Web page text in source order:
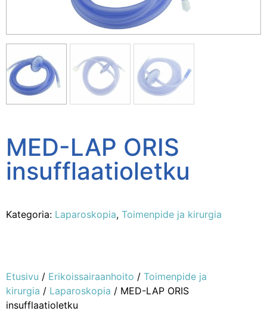
MED-LAP ORIS
insufflaatioletku
Kategoria: Laparoskopia, Toimenpide ja kirurgia
Etusivu / Erikoissairaanhoito / Toimenpide ja
kirurgia / Laparoskopia / MED-LAP ORIS
insufflaatioletku